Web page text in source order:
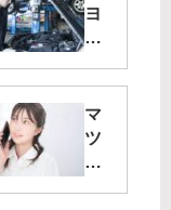
ヨ
タ
動
車
の
コ
マ
ツ
ダ